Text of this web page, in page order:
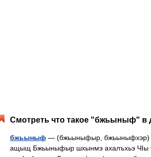
Смотреть что такое "бжьыныф" в
бжьыныф — (бжьыныфыр, бжьыныфхэр)
ащыщ Бжьыныфыр шхынмэ ахалъхьэ ЧIы